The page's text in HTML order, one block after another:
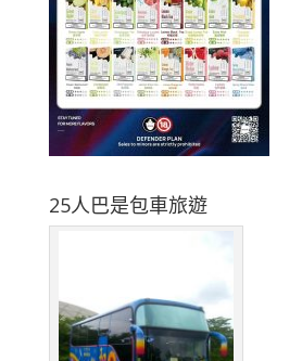
25人巴是包車旅遊